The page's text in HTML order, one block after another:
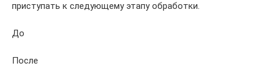
приступать к следующему этапу обработки.
До
После